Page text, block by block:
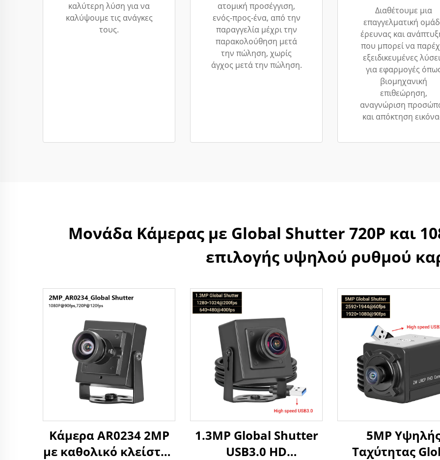
καλύτερη λύση για να
καλύψουμε τις ανάγκες
τους.
ατομική προσέγγιση,
ενός-προς-ένα, από την
παραγγελία μέχρι την
παρακολούθηση μετά
την πώληση, χωρίς
άγχος μετά την πώληση.
Διαθέτουμε μια
επαγγελματική
έρευνας και
που μπορεί να
εξειδικευμένες
για εφαρμογές
βιομηχανική
επιθεώρηση,
αναγνώριση
και απόκτηση
Μονάδα Κάμερας με Global Shutter 720P και
επιλογής υψηλού ρυθμού
Κάμερα AR0234 2MP
με καθολικό κλείστρο
1.3MP Global Shutter
USB3.0 HD
5MP
Ταχύτητας